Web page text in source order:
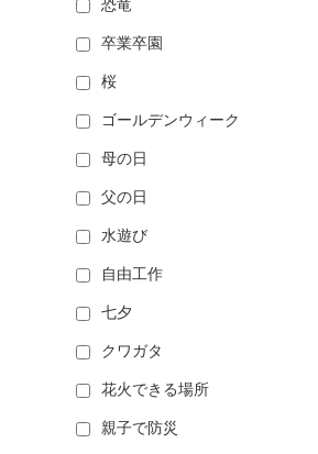
恐竜
卒業卒園
桜
ゴールデンウィーク
母の日
父の日
水遊び
自由工作
七夕
クワガタ
花火できる場所
親子で防災